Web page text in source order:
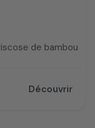
de bambou
Découvrir